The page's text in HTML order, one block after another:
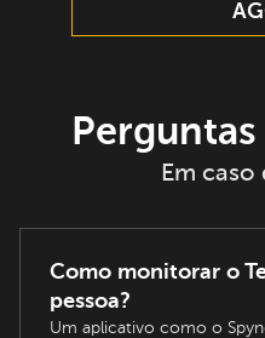
Em caso
Como monitorar o
pessoa?
Um aplicativo como o